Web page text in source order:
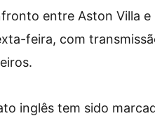
entre Aston Villa
feira, com
inglês tem sido